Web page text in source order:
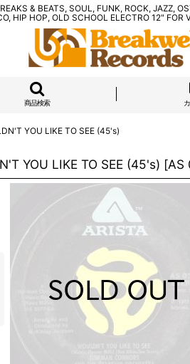
& BEATS, SOUL, FUNK, ROCK, JAZZ,
HIP HOP, OLD SCHOOL ELECTRO 12" FOR
商品検索
YOU LIKE TO SEE (45's)
YOU LIKE TO SEE (45's) [AS